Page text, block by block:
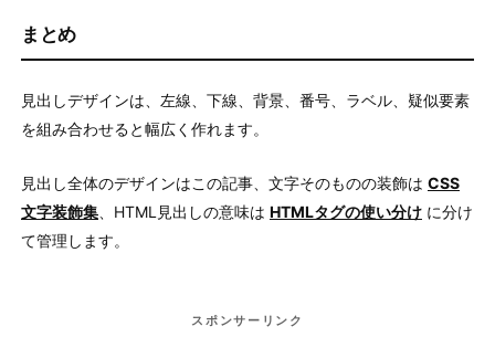
まとめ
見出しデザインは、左線、下線、背景、番号、ラベル、疑似要素
を組み合わせると幅広く作れます。
見出し全体のデザインはこの記事、文字そのものの装飾は CSS
文字装飾集、HTML見出しの意味は HTMLタグの使い分け に分け
て管理します。
スポンサーリンク